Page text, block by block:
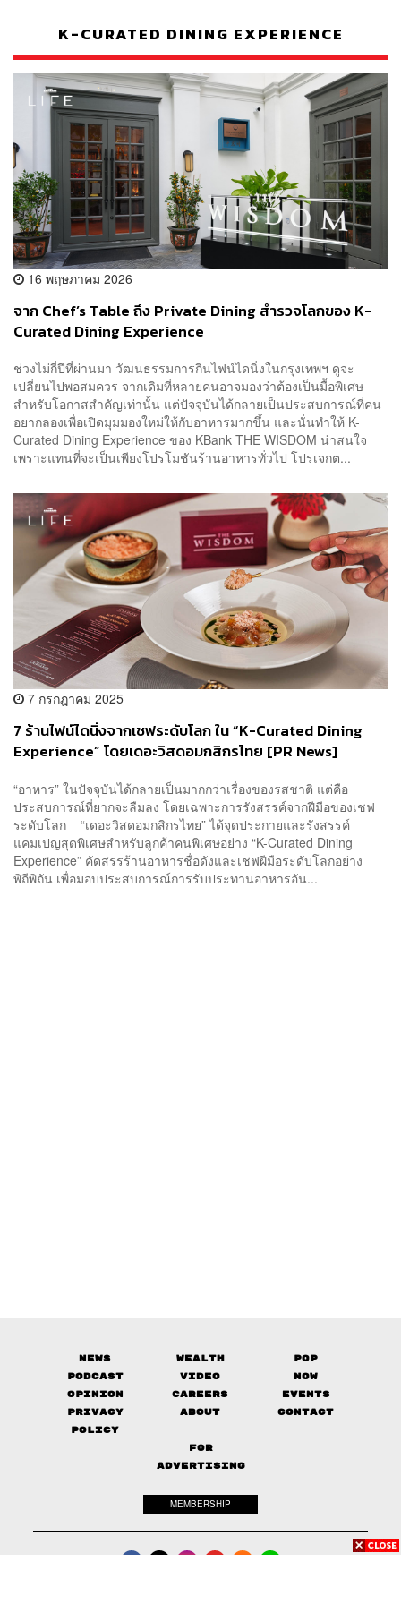
K-CURATED DINING EXPERIENCE
16 พฤษภาคม 2026
จาก Chef’s Table ถึง Private Dining สำรวจโลกของ K-
Curated Dining Experience
ช่วงไม่กี่ปีที่ผ่านมา วัฒนธรรมการกินไฟน์ไดนิ่งในกรุงเทพฯ ดูจะ
เปลี่ยนไปพอสมควร จากเดิมที่หลายคนอาจมองว่าต้องเป็นมื้อพิเศษ
สำหรับโอกาสสำคัญเท่านั้น แต่ปัจจุบันได้กลายเป็นประสบการณ์ที่คน
อยากลองเพื่อเปิดมุมมองใหม่ให้กับอาหารมากขึ้น และนั่นทำให้ K-
Curated Dining Experience ของ KBank THE WISDOM น่าสนใจ
เพราะแทนที่จะเป็นเพียงโปรโมชันร้านอาหารทั่วไป โปรเจกต...
7 กรกฎาคม 2025
7 ร้านไฟน์ไดนิ่งจากเชฟระดับโลก ใน “K-Curated Dining
Experience” โดยเดอะวิสดอมกสิกรไทย [PR News]
“อาหาร” ในปัจจุบันได้กลายเป็นมากกว่าเรื่องของรสชาติ แต่คือ
ประสบการณ์ที่ยากจะลืมลง โดยเฉพาะการรังสรรค์จากฝีมือของเชฟ
ระดับโลก “เดอะวิสดอมกสิกรไทย” ได้จุดประกายและรังสรรค์
แคมเปญสุดพิเศษสำหรับลูกค้าคนพิเศษอย่าง “K-Curated Dining
Experience” คัดสรรร้านอาหารชื่อดังและเชฟฝีมือระดับโลกอย่าง
พิถีพิถัน เพื่อมอบประสบการณ์การรับประทานอาหารอัน...
News Wealth
Pop
Podcast
Video
Now
Opinion
Careers
Events
Privacy
Policy
About Contact
FOR
ADVERTISING
MEMBERSHIP